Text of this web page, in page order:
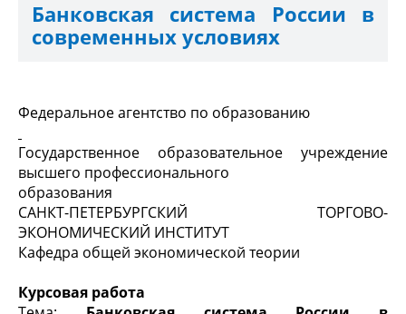
Банковская система России в
современных условиях
Федеральное агентство по образованию
Государственное образовательное учреждение
высшего профессионального
образования
САНКТ-ПЕТЕРБУРГСКИЙ ТОРГОВО-
ЭКОНОМИЧЕСКИЙ ИНСТИТУТ
Кафедра общей экономической теории
Курсовая работа